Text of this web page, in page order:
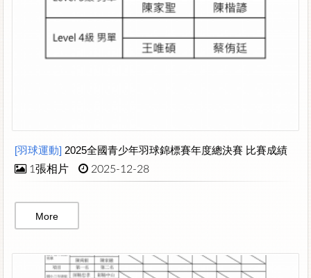
[羽球運動] 2025全國青少年羽球錦標賽年度總決賽 比賽成績
1張相片 2025-12-28
More